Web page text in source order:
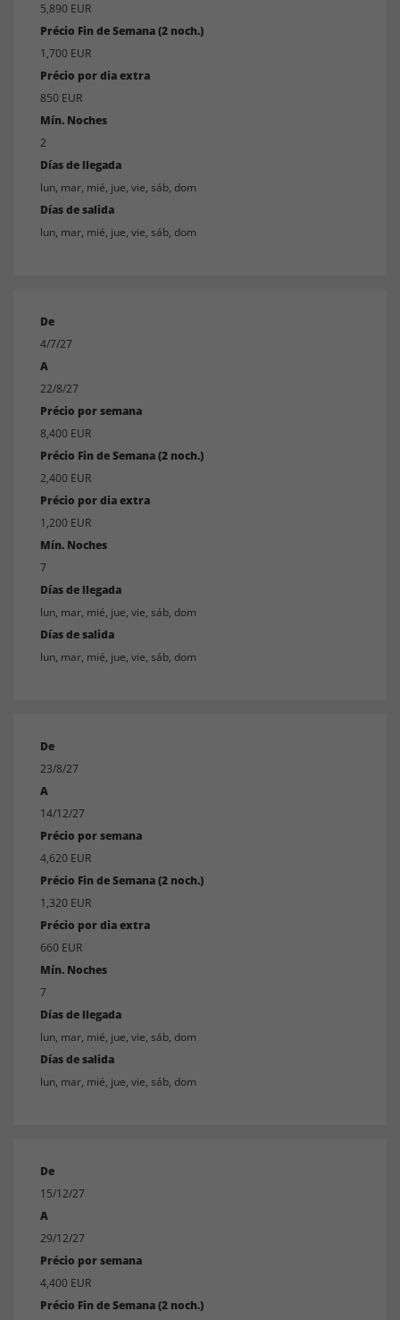
5,890 EUR
Précio Fin de Semana (2 noch.)
1,700 EUR
Précio por dia extra
850 EUR
Mín. Noches
2
Días de llegada
lun, mar, mié, jue, vie, sáb, dom
Días de salida
lun, mar, mié, jue, vie, sáb, dom
De
4/7/27
A
22/8/27
Précio por semana
8,400 EUR
Précio Fin de Semana (2 noch.)
2,400 EUR
Précio por dia extra
1,200 EUR
Mín. Noches
7
Días de llegada
lun, mar, mié, jue, vie, sáb, dom
Días de salida
lun, mar, mié, jue, vie, sáb, dom
De
23/8/27
A
14/12/27
Précio por semana
4,620 EUR
Précio Fin de Semana (2 noch.)
1,320 EUR
Précio por dia extra
660 EUR
Mín. Noches
7
Días de llegada
lun, mar, mié, jue, vie, sáb, dom
Días de salida
lun, mar, mié, jue, vie, sáb, dom
De
15/12/27
A
29/12/27
Précio por semana
4,400 EUR
Précio Fin de Semana (2 noch.)